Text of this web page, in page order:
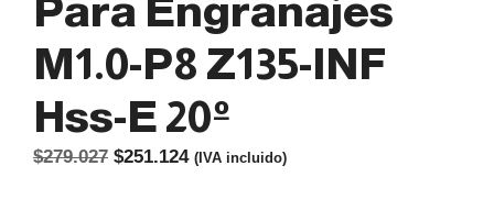
Para Engranajes
M1.0-P8 Z135-INF
Hss-E 20º
$279.027 El
$251.124El(IVA incluido)